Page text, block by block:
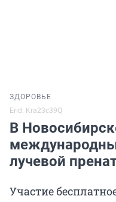
ЗДОРОВЬЕ
Erid: Kra23c39Q
В
лучевой
Участие